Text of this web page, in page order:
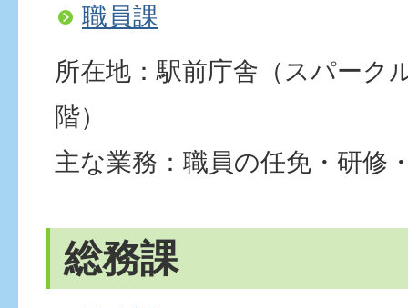
職員課
所在地：駅前庁舎（スパーク
階）
主な業務：職員の任免・研修
総務課